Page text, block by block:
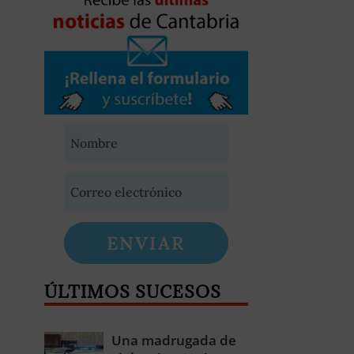
ENVIAR
ÚLTIMOS SUCESOS
Una madrugada de